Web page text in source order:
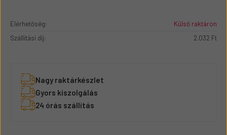
Elérhetőség:
Külső raktáron
Szállítási díj:
2.032 Ft
Nagy raktárkészlet
Gyors kiszolgálás
24 órás szállítás